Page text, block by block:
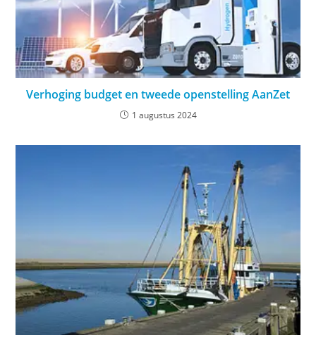
Verhoging budget en tweede openstelling AanZet
1 augustus 2024